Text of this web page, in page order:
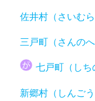
佐井村（さいむら
三戸町（さんのへ
七戸町（しち
新郷村（しんごう